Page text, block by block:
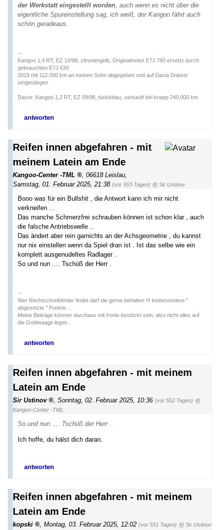
der Werkstatt eingestellt worden , auch wenn es nicht über die
eigentliche Spureinstellung sag, ich weiß, der Kangoo fährt auch
schön geradeaus.
--
Kangoo 1,4 RT, EZ 10/98, zitronengelb, Originalmotor E7J 780 ersetzt durch
gebrauchten E7J 634
2019 mit 112.000 km an meinen Sohn abgegeben und auf Dacia Dokker
umgestiegen
Davor: Kangoo 1,2 RT, EZ 09/98, türkisblau, verkauft bei knapp 240.000 km
antworten
Reifen innen abgefahren - mit
meinem Latein am Ende
Kangoo-Center -TML , 06618 Leislau,
Samstag, 01. Februar 2025, 21:38 (vor 553 Tagen) @ Sir Ustinov
Booo was für ein Bullshit , die Antwort kann ich mir nicht
verkneifen ...
Das manche Schmerzfrei schrauben können ist schon klar , auch
die falsche Antriebswelle ..
Das ändert aber rein garnichts an der Achsgeometrie , du kannst
nur nix einstellen wenn da Spiel dran ist . Ist das selbe wie ein
komplett ausgenudeltes Radlager .
So und nun .... Tschüß der Herr .
--
Wer Rechtschreibfehler findet darf die gerne behalten !!! Insbesondere "
abgesetzte " Punkte . .
Meine Beiträge können durchaus mit Ironie bestückt sein, also nicht alles auf
die Goldwaage legen .
antworten
Reifen innen abgefahren - mit meinem
Latein am Ende
Sir Ustinov , Sonntag, 02. Februar 2025, 10:36 (vor 552 Tagen) @
Kangoo-Center -TML
So und nun .... Tschüß der Herr .
Ich hoffe, du hälst dich daran.
antworten
Reifen innen abgefahren - mit meinem
Latein am Ende
kopski , Montag, 03. Februar 2025, 12:02 (vor 551 Tagen) @ Sir Ustinov